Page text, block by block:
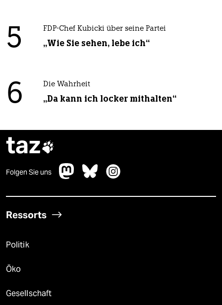
5 FDP-Chef Kubicki über seine Partei
„Wie Sie sehen, lebe ich“
6 Die Wahrheit
„Da kann ich locker mithalten“
taz
Folgen Sie uns
Ressorts
Politik
Öko
Gesellschaft